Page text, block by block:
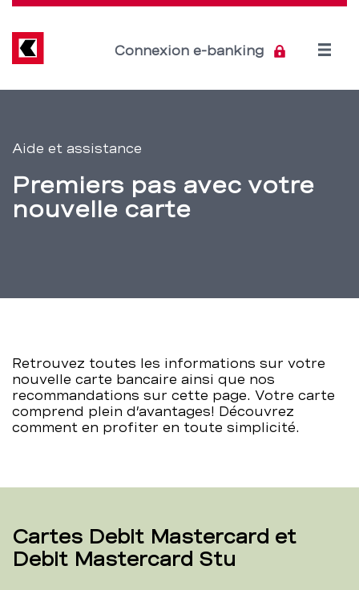
carte
bancaire
ou
–
BCBE
–
Direkt
Inhalt
Connexion e-banking
Open
navigation
de
service
Aide et assistance
Premiers pas avec votre
nouvelle carte
Retrouvez toutes les informations sur votre
nouvelle carte bancaire ainsi que nos
recommandations sur cette page. Votre carte
comprend plein d’avantages! Découvrez
comment en profiter en toute simplicité.
Cartes Debit Mastercard et
Debit Mastercard Stu